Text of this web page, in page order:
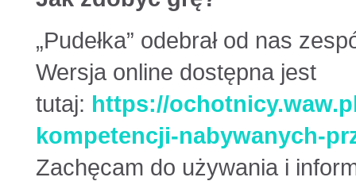
„Pudełka” odebrał od nas
Wersja online dostępna jest
tutaj: https://
kompetencji-nabywanych-
Zachęcam do używania i